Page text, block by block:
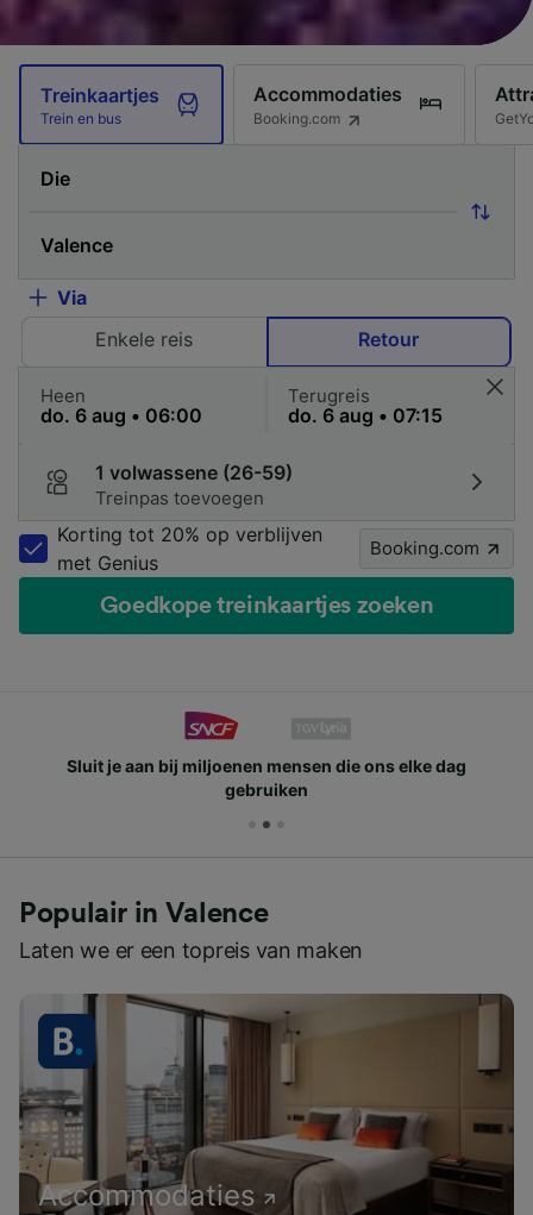
Treinkaartjes
Trein en bus
Accommodaties
Booking.com
Via
Enkele reis
Retour
Heen Terugreis
1 volwassene (26-59)
Treinpas toevoegen
Korting tot 20% op verblijven
met Genius
Booking.com
Goedkope treinkaartjes zoeken
Sluit je aan bij miljoenen mensen die ons elke dag
gebruiken
Populair in Valence
Laten we er een topreis van maken
Accommodaties